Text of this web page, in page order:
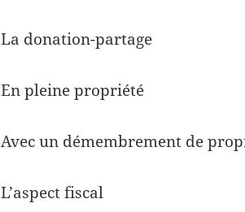
La donation-partage
En pleine propriété
Avec un démembrement de
L’aspect fiscal